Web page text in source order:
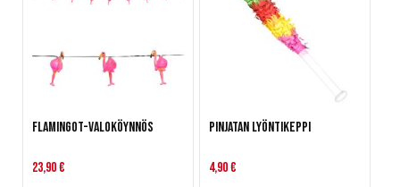
Flamingot-valoköynnös
23,90 €
Pinjatan lyöntikeppi
4,90 €